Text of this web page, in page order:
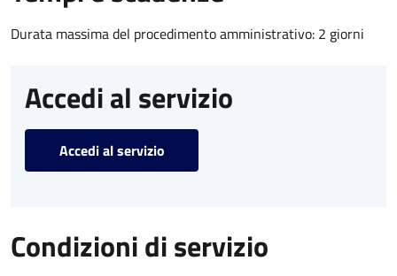
Durata massima del procedimento amministrativo: 2 giorni
Accedi al servizio
Accedi al servizio
Condizioni di servizio